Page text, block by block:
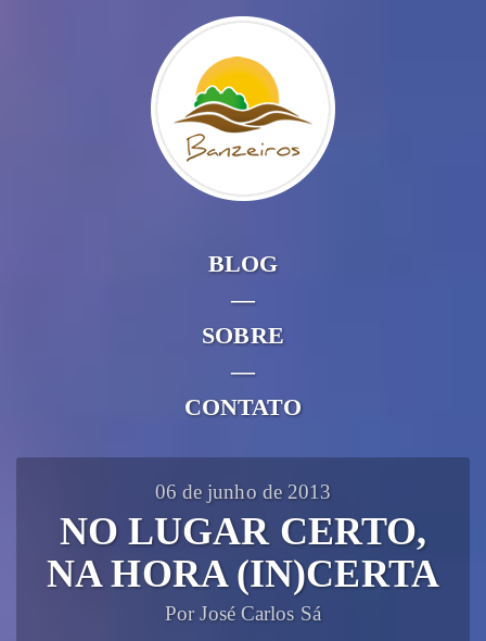
BLOG
—
SOBRE
—
CONTATO
06 de junho de 2013
NO LUGAR CERTO,
NA HORA (IN)CERTA
Por José Carlos Sá